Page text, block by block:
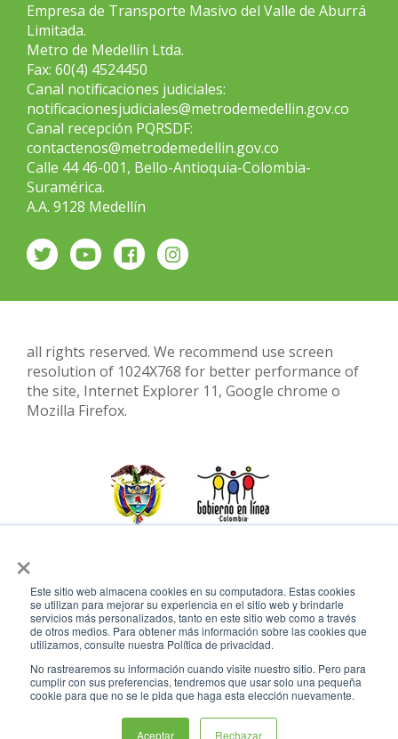
×
Este sitio web almacena cookies en su computadora. Estas cookies
se utilizan para mejorar su experiencia en el sitio web y brindarle
servicios más personalizados, tanto en este sitio web como a través
de otros medios. Para obtener más información sobre las cookies que
utilizamos, consulte nuestra Política de privacidad.
No rastrearemos su información cuando visite nuestro sitio. Pero para
cumplir con sus preferencias, tendremos que usar solo una pequeña
cookie para que no se le pida que haga esta elección nuevamente.
Aceptar Rechazar
Empresa de Transporte Masivo del Valle de Aburrá
Limitada.
Metro de Medellín Ltda.
Fax: 60(4) 4524450
Canal notificaciones judiciales:
notificacionesjudiciales@metrodemedellin.gov.co
Canal recepción PQRSDF:
contactenos@metrodemedellin.gov.co
Calle 44 46-001, Bello-Antioquia-Colombia-
Suramérica.
A.A. 9128 Medellín
all rights reserved. We recommend use screen
resolution of 1024X768 for better performance of
the site, Internet Explorer 11, Google chrome o
Mozilla Firefox.
Conoce GOV.CO aquí